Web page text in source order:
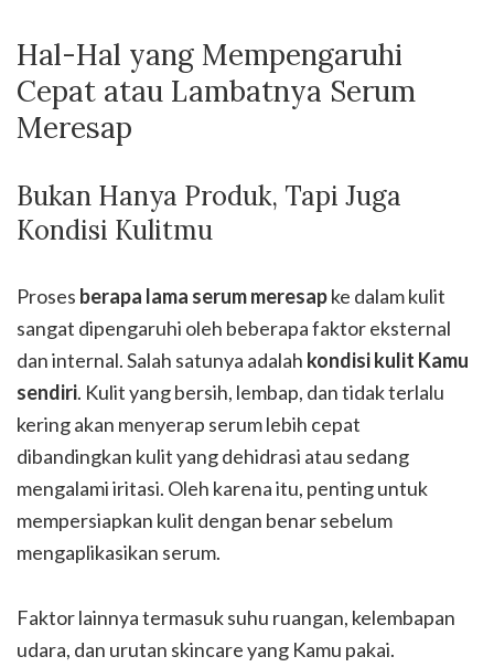
Hal-Hal yang Mempengaruhi
Cepat atau Lambatnya Serum
Meresap
Bukan Hanya Produk, Tapi Juga
Kondisi Kulitmu
Proses berapa lama serum meresapke dalam kulit
sangat dipengaruhi oleh beberapa faktor eksternal
dan internal. Salah satunya adalah kondisi kulit Kamu
sendiri. Kulit yang bersih, lembap, dan tidak terlalu
kering akan menyerap serum lebih cepat
dibandingkan kulit yang dehidrasi atau sedang
mengalami iritasi. Oleh karena itu, penting untuk
mempersiapkan kulit dengan benar sebelum
mengaplikasikan serum.
Faktor lainnya termasuk suhu ruangan, kelembapan
udara, dan urutan skincare yang Kamu pakai.